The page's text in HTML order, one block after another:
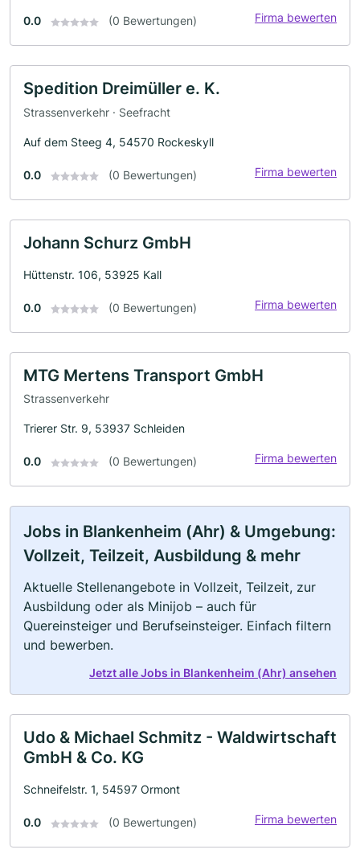
0.0 (0 Bewertungen) Firma bewerten
Spedition Dreimüller e. K.
Strassenverkehr · Seefracht
Auf dem Steeg 4, 54570 Rockeskyll
0.0 (0 Bewertungen) Firma bewerten
Johann Schurz GmbH
Hüttenstr. 106, 53925 Kall
0.0 (0 Bewertungen) Firma bewerten
MTG Mertens Transport GmbH
Strassenverkehr
Trierer Str. 9, 53937 Schleiden
0.0 (0 Bewertungen) Firma bewerten
Jobs in Blankenheim (Ahr) & Umgebung:
Vollzeit, Teilzeit, Ausbildung & mehr
Aktuelle Stellenangebote in Vollzeit, Teilzeit, zur
Ausbildung oder als Minijob – auch für
Quereinsteiger und Berufseinsteiger. Einfach filtern
und bewerben.
Jetzt alle Jobs in Blankenheim (Ahr) ansehen
Udo & Michael Schmitz - Waldwirtschaft
GmbH & Co. KG
Schneifelstr. 1, 54597 Ormont
0.0 (0 Bewertungen) Firma bewerten